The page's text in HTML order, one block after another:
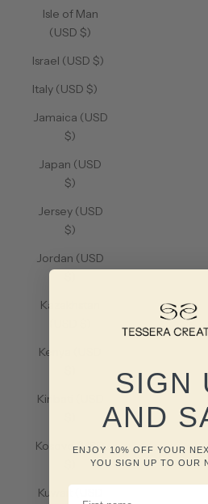
Isle of Man
(USD $)
Israel (USD $)
Italy (USD $)
Jamaica (USD
$)
Japan (USD
$)
Jersey (USD
$)
Jordan (USD
Kazakhstan
Kenya (USD
Kiribati (USD
Kosovo (USD
Kuwait (USD
SIGN
AND
ENJOY 10% OFF YOUR
YOU SIGN UP TO OUR
FIRST NAME